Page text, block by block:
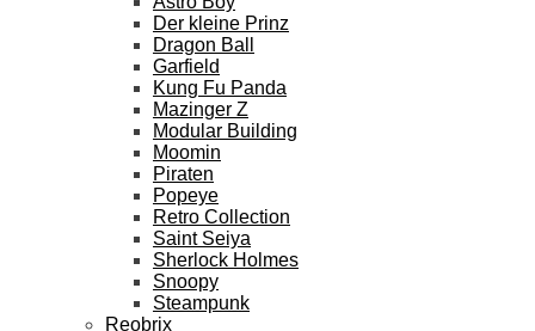
Der kleine Prinz
Dragon Ball
Garfield
Kung Fu Panda
Mazinger Z
Modular Building
Moomin
Piraten
Popeye
Retro Collection
Saint Seiya
Sherlock Holmes
Snoopy
Steampunk
Reobrix